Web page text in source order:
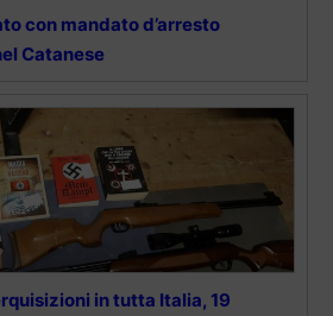
con mandato d’arresto
Catanese
in tutta Italia, 19